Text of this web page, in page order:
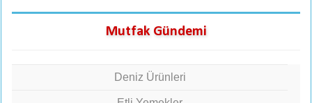
Mutfak Gündemi
Deniz Ürünleri